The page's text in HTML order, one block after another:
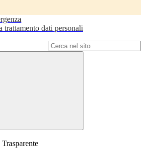
trattamento dati personali